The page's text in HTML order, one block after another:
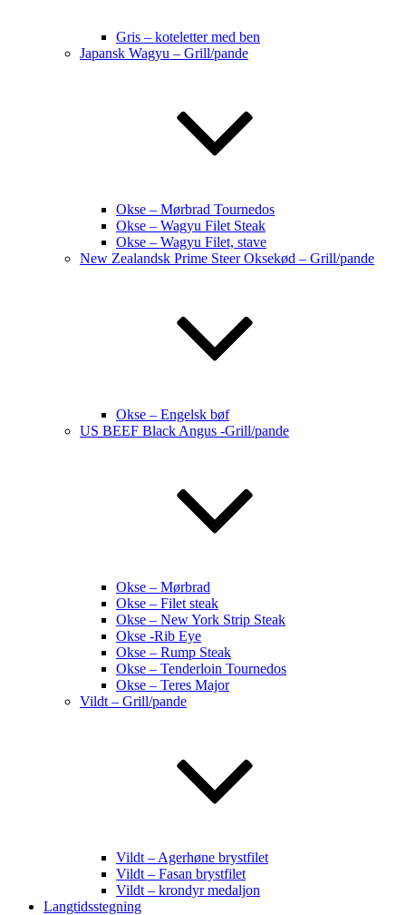
Gris – koteletter med ben
Japansk Wagyu – Grill/pande
Okse – Mørbrad Tournedos
Okse – Wagyu Filet Steak
Okse – Wagyu Filet, stave
New Zealandsk Prime Steer Oksekød – Grill/pande
Okse – Engelsk bøf
US BEEF Black Angus -Grill/pande
Okse – Mørbrad
Okse – Filet steak
Okse – New York Strip Steak
Okse -Rib Eye
Okse – Rump Steak
Okse – Tenderloin Tournedos
Okse – Teres Major
Vildt – Grill/pande
Vildt – Agerhøne brystfilet
Vildt – Fasan brystfilet
Vildt – krondyr medaljon
Langtidsstegning